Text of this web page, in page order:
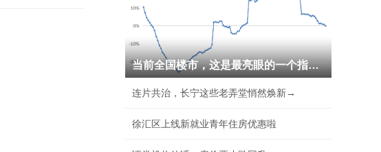
当前全国楼市，这是最亮眼的一个指标！
连片共治，长宁这些老弄堂悄然焕新→
徐汇区上线新就业青年住房优惠啦